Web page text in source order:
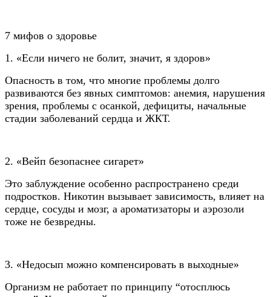
7 мифов о здоровье
1. «Если ничего не болит, значит, я здоров»
Опасность в том, что многие проблемы долго
развиваются без явных симптомов: анемия, нарушения
зрения, проблемы с осанкой, дефициты, начальные
стадии заболеваний сердца и ЖКТ.
2. «Вейп безопаснее сигарет»
Это заблуждение особенно распространено среди
подростков. Никотин вызывает зависимость, влияет на
сердце, сосуды и мозг, а ароматизаторы и аэрозоли
тоже не безвредны.
3. «Недосып можно компенсировать в выходные»
Организм не работает по принципу “отосплюсь